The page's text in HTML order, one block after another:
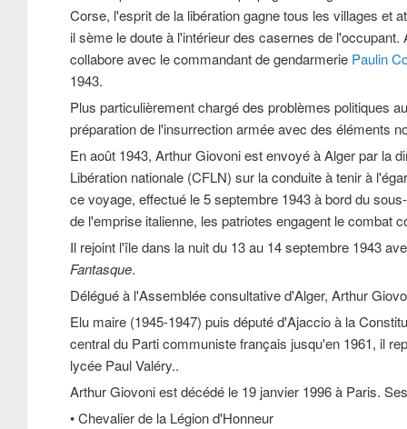
Corse, l'esprit de la libération gagne tous les villages et
il sème le doute à l'intérieur des casernes de
collabore avec le commandant de gendarmerie Paulin
1943.
Plus particulièrement chargé des problèmes politiques
préparation de l'insurrection armée avec des éléments
En août 1943, Arthur Giovoni est envoyé à Alger par la
Libération nationale (CFLN) sur la conduite à tenir à
ce voyage, effectué le 5 septembre 1943 à bord du
de l'emprise italienne, les patriotes engagent le combat
Il rejoint l'île dans la nuit du 13 au 14 septembre 1943
Fantasque.
Délégué à l'Assemblée consultative d'Alger, Arthur
Elu maire (1945-1947) puis député d'Ajaccio à la
central du Parti communiste français jusqu'en 1961, il
lycée Paul Valéry..
Arthur Giovoni est décédé le 19 janvier 1996 à Paris.
• Chevalier de la Légion d'Honneur